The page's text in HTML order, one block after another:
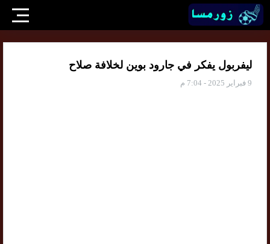
ليفربول يفكر في جارود بوين لخلافة صلاح
9 فبراير 2025 - 7:04 م